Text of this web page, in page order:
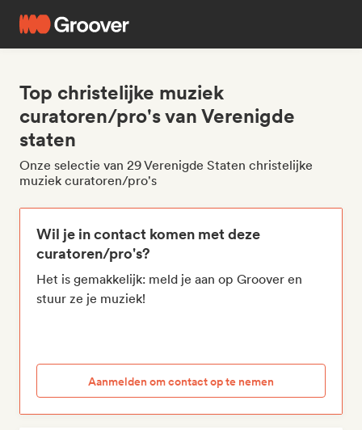
Top christelijke muziek
curatoren/pro's van Verenigde
staten
Onze selectie van 29 Verenigde Staten christelijke
muziek curatoren/pro's
Wil je in contact komen met deze
curatoren/pro's?
Het is gemakkelijk: meld je aan op Groover en
stuur ze je muziek!
Aanmelden om contact op te nemen